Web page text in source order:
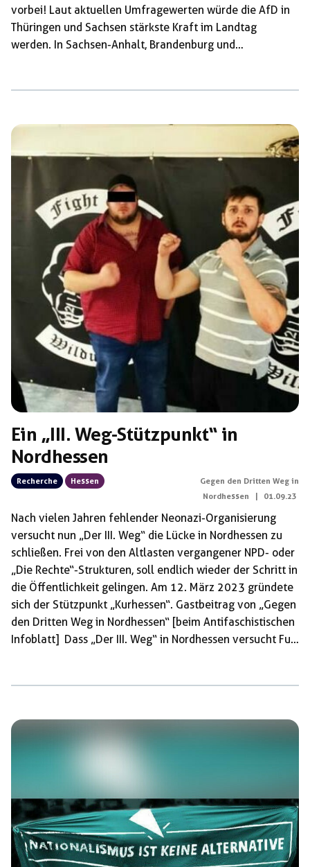
vorbei! Laut aktuellen Umfragewerten würde die AfD in
Thüringen und Sachsen stärkste Kraft im Landtag
werden. In Sachsen-Anhalt, Brandenburg und
Status quo, sie stellt jedoch eine Gefahr für große Teile
Ein „III. Weg-Stützpunkt“ in
Nordhessen
Recherche Hessen
Gegen den Dritten Weg in
Nordhessen
01.09.23
Nach vielen Jahren fehlender Neonazi-Organisierung
versucht nun „Der III. Weg“ die Lücke in Nordhessen zu
schließen. Frei von den Altlasten vergangener NPD- oder
„Die Rechte“-Strukturen, soll endlich wieder der Schritt in
die Öffentlichkeit gelingen. Am 12. März 2023 gründete
sich der Stützpunkt „Kurhessen“. Gastbeitrag von „Gegen
den Dritten Weg in Nordhessen“ [beim Antifaschistischen
Infoblatt] Dass „Der III. Weg“ in Nordhessen versucht Fuß
mindestens Ende 2021 klandestine Veranstaltungen mit
benachbarten Stützpunkten. Die losen
gefunden […]